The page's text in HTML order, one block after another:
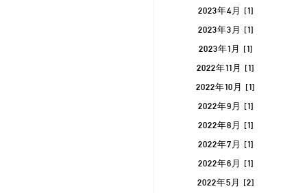
2023年4月 [1]
2023年3月 [1]
2023年1月 [1]
2022年11月 [1]
2022年10月 [1]
2022年9月 [1]
2022年8月 [1]
2022年7月 [1]
2022年6月 [1]
2022年5月 [2]